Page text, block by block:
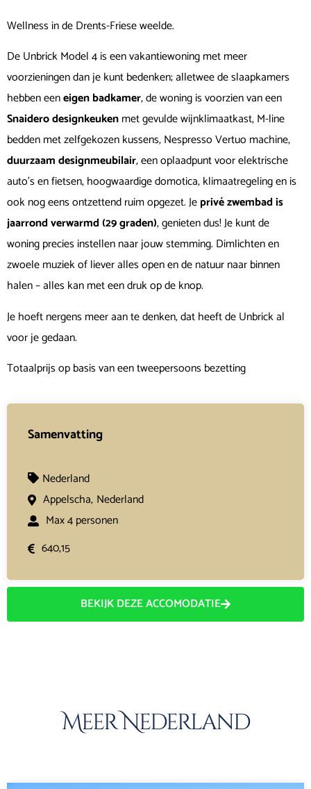
Wellness in de Drents-Friese weelde.
De Unbrick Model 4 is een vakantiewoning met meer
voorzieningen dan je kunt bedenken; alletwee de slaapkamers
hebben eeneigen badkamer, de woning is voorzien van een
Snaidero designkeukenmet gevulde wijnklimaatkast, M-line
bedden met zelfgekozen kussens, Nespresso Vertuo machine,
duurzaam designmeubilair, een oplaadpunt voor elektrische
auto’s en fietsen, hoogwaardige domotica, klimaatregeling en is
ook nog eens ontzettend ruim opgezet. Jeprivé zwembadis
jaarrond verwarmd (29 graden), genieten dus! Je kunt de
woning precies instellen naar jouw stemming. Dimlichten en
zwoele muziek of liever alles open en de natuur naar binnen
halen – alles kan met een druk op de knop.
Je hoeft nergens meer aan te denken, dat heeft de Unbrick al
voor je gedaan.
Totaalprijs op basis van een tweepersoons bezetting
Samenvatting
Nederland
Appelscha, Nederland
Max 4 personen
640,15
BEKIJK DEZE ACCOMODATIE
Meer Nederland